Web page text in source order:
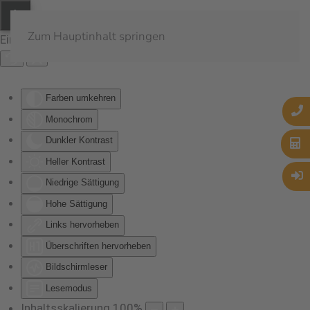
Eingabehilfen öffnen
Farben umkehren
Monochrom
Dunkler Kontrast
Heller Kontrast
Niedrige Sättigung
Hohe Sättigung
Links hervorheben
Überschriften hervorheben
Bildschirmleser
Lesemodus
Zum Hauptinhalt springen